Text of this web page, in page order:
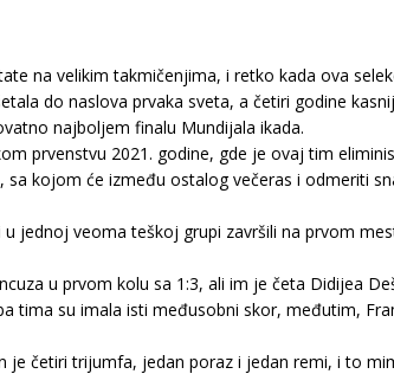
na velikim takmičenjima, i retko kada ova
do naslova prvaka sveta, a četiri godine
najboljem finalu Mundijala ikada.
prvenstvu 2021. godine, gde je ovaj tim
kojom će između ostalog večeras i odmeriti
jednoj veoma teškoj grupi završili na prvom
u prvom kolu sa 1:3, ali im je četa Didijea
tima su imala isti međusobni skor, međutim,
je četiri trijumfa, jedan poraz i jedan remi, i to